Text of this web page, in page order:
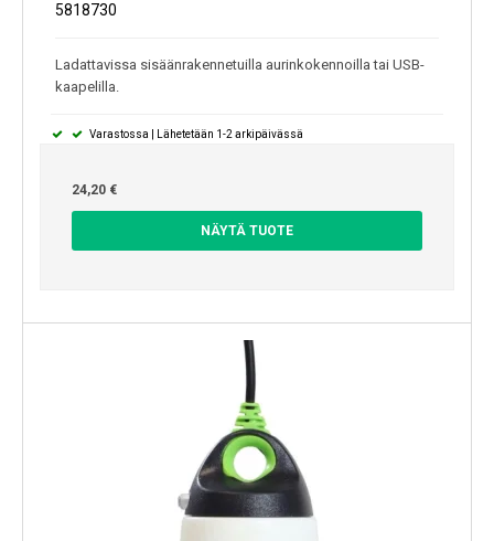
5818730
Ladattavissa sisäänrakennetuilla aurinkokennoilla tai USB-
kaapelilla.
Varastossa | Lähetetään 1-2 arkipäivässä
24,20 €
NÄYTÄ TUOTE